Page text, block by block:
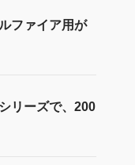
ファイア用が
リーズで、200